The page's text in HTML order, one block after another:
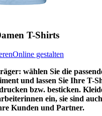
T-Shirts
Online gestalten
wählen Sie die
und lassen Sie Ihre T-
bzw. besticken.
ein, sie sind
Kunden und Partner.